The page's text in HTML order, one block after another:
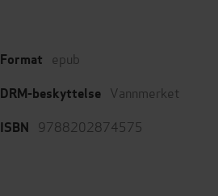
Format epub
DRM-beskyttelse Vannmerket
ISBN 9788202874575